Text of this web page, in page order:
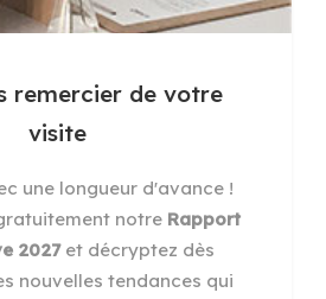
remercier de votre
visite
une longueur d'avance !
notre Rapport
2027et décryptez dès
nouvelles tendances qui